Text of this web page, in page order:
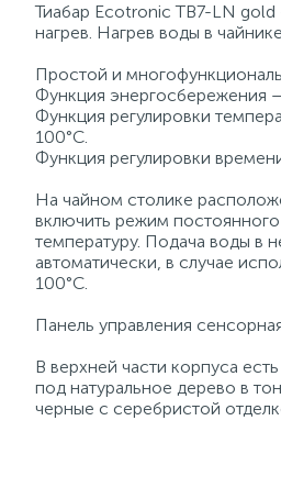
Тиабар Ecotronic TB7-LN gold
нагрев. Нагрев воды в
Простой и
Функция энергосбережения
Функция регулировки
100°С.
Функция регулировки
На чайном столике
включить режим
температуру. Подача воды в
автоматически, в случае
100°С.
Панель управления
В верхней части корпуса
под натуральное дерево в
черные с серебристой